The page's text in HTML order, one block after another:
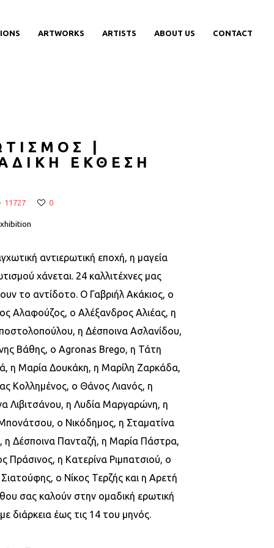
ARTWORKS ARTISTS ABOUT US CONTACT
|
ΕΚΘΕΣΗ
11727 0
αντιερωτική εποχή, η μαγεία
χάνεται. 24 καλλιτέχνες μας
το αντίδοτο. Ο Γαβριήλ Ακάκιος, ο
Αλαφούζος, ο Αλέξανδρος Αλιέας, η
η Δέσποινα Ασλανίδου,
Βάθης, ο Agronas Brego, η Τάτη
η Μαρία Δουκάκη, η Μαρίλη Ζαρκάδα,
Κολλημένος, ο Θάνος Λιανός, η
Λιβιτσάνου, η Λυδία Μαργαρώνη, η
ο Νικόδημος, η Σταματίνα
η Δέσποινα Πανταζή, η Μαρία Πάστρα,
Πράσινος, η Κατερίνα Ριμπατσιού, ο
ο Νίκος Τερζής και η Αρετή
σας καλούν στην ομαδική ερωτική
διάρκεια έως τις 14 του μηνός.